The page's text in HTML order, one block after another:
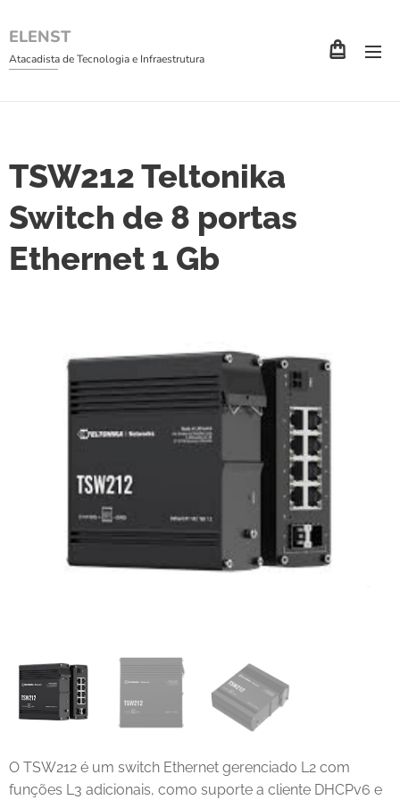
ELENST
Atacadista de Tecnologia e Infraestrutura
TSW212 Teltonika
Switch de 8 portas
Ethernet 1 Gb
O TSW212 é um switch Ethernet gerenciado L2 com
funções L3 adicionais, como suporte a cliente DHCPv6 e